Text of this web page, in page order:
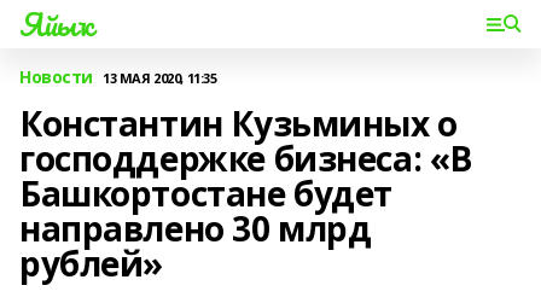
Яйыҡ
Новости 13 МАЯ 2020, 11:35
Константин Кузьминых о
господдержке бизнеса: «В
Башкортостане будет
направлено 30 млрд
рублей»